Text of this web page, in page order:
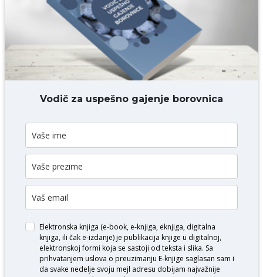
DODAJ KOMENTAR
Vodič za uspešno gajenje borovnica
Elektronska knjiga (e-book, e-knjiga, eknjiga, digitalna
knjiga, ili čak e-izdanje) je publikacija knjige u digitalnoj,
elektronskoj formi koja se sastoji od teksta i slika. Sa
prihvatanjem uslova o preuzimanju E-knjige saglasan sam i
da svake nedelje svoju mejl adresu dobijam najvažnije